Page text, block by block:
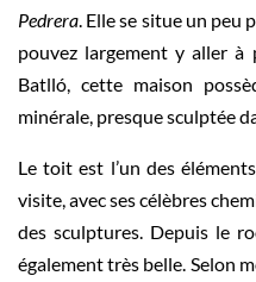
Pedrera . Elle se situe un peu
pouvez largement y aller à
Batlló, cette maison
minérale, presque sculptée
Le toit est l’un des
visite, avec ses célèbres
des sculptures. Depuis le
également très belle. Selon